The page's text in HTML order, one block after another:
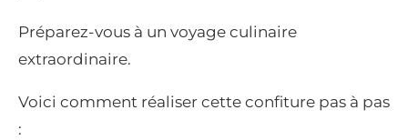
Préparez-vous à un voyage culinaire
extraordinaire.
Voici comment réaliser cette confiture pas à pas
: